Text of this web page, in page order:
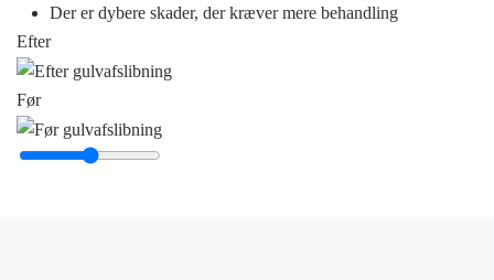
Der er dybere skader, der kræver mere behandling
Efter
Før